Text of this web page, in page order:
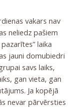
vakars nav
neliedz pašiem
laika
jauni domubiedri
savs laiks,
gan vieta, gan
Ja kopējā
nevar pārvērsties